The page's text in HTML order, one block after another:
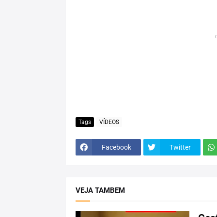
Tags VÍDEOS
Facebook Twitter
VEJA TAMBEM